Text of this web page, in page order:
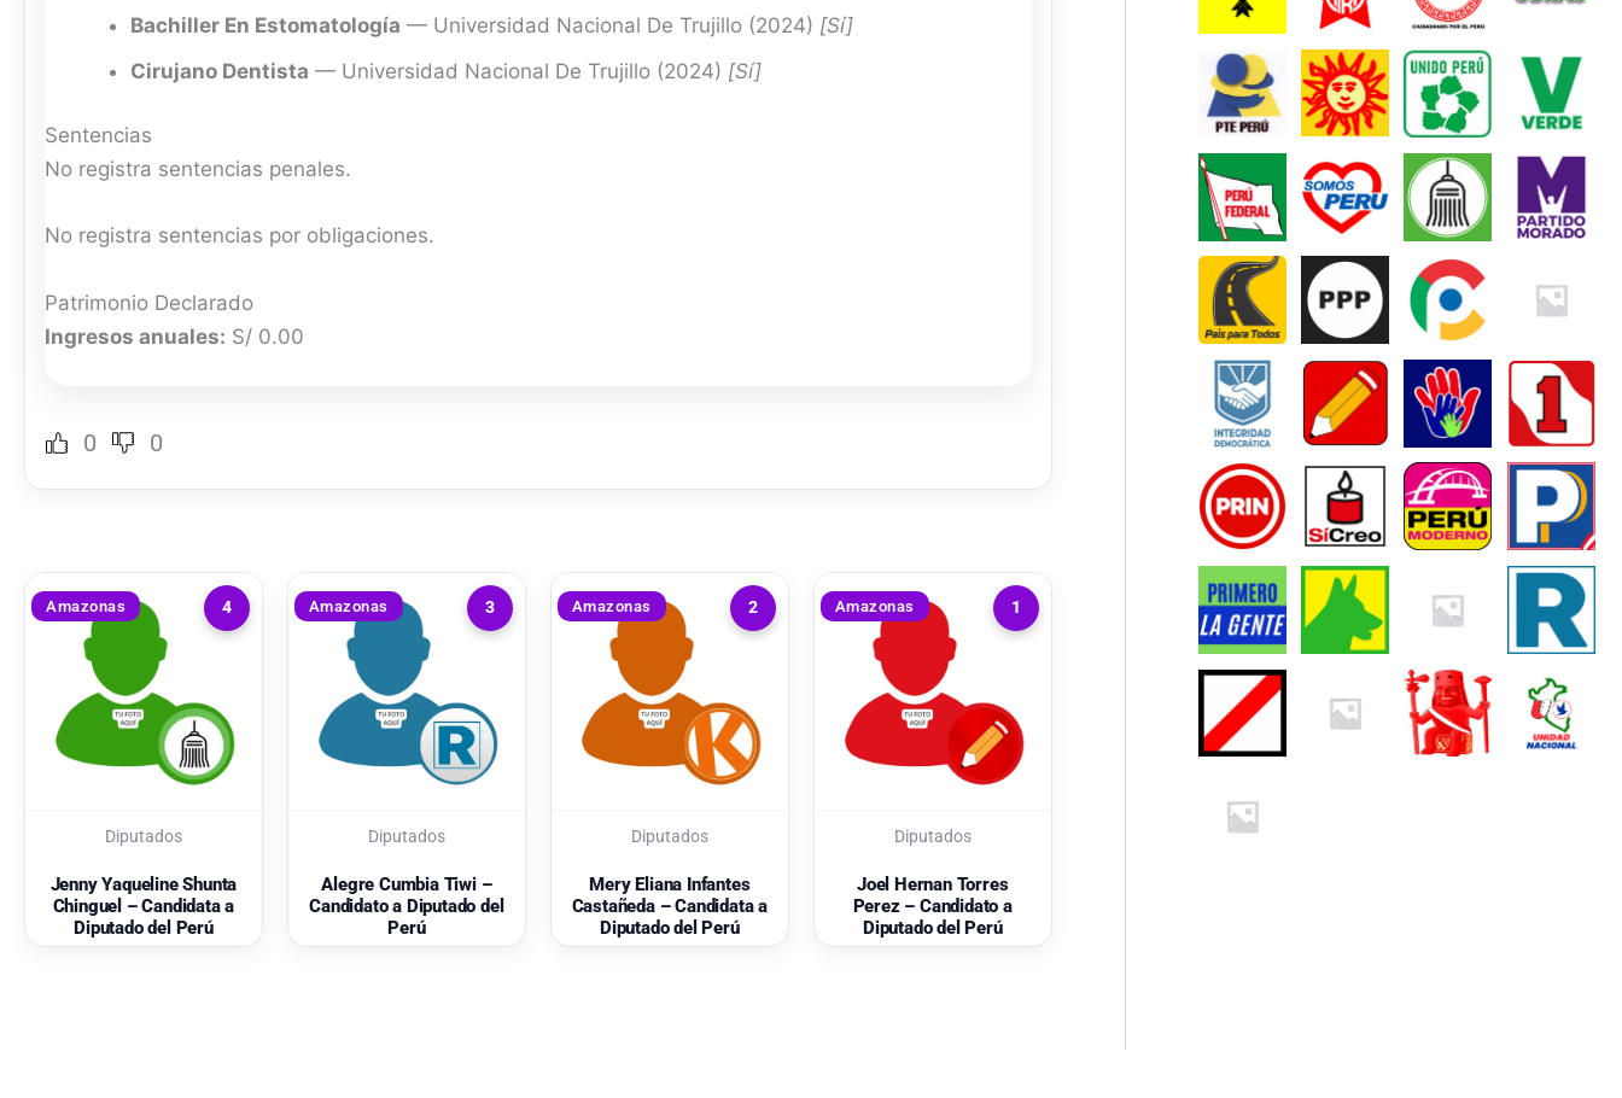
Bachiller En Estomatología — Universidad Nacional De Trujillo (2024) [Sí]
Cirujano Dentista — Universidad Nacional De Trujillo (2024) [Sí]
Sentencias
No registra sentencias penales.
No registra sentencias por obligaciones.
Patrimonio Declarado
Ingresos anuales: S/ 0.00
0 0
4
Amazonas
Diputados
Jenny Yaqueline Shunta
Chinguel – Candidata a
Diputado del Perú
3
Amazonas
Diputados
Alegre Cumbia Tiwi –
Candidato a Diputado del
Perú
2
Amazonas
Diputados
Mery Eliana Infantes
Castañeda – Candidata a
Diputado del Perú
1
Amazonas
Diputados
Joel Hernan Torres
Perez – Candidato a
Diputado del Perú